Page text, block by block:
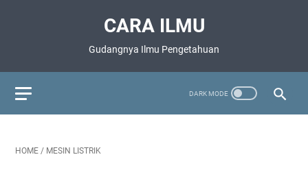
CARA ILMU
Gudangnya Ilmu Pengetahuan
HOME / MESIN LISTRIK